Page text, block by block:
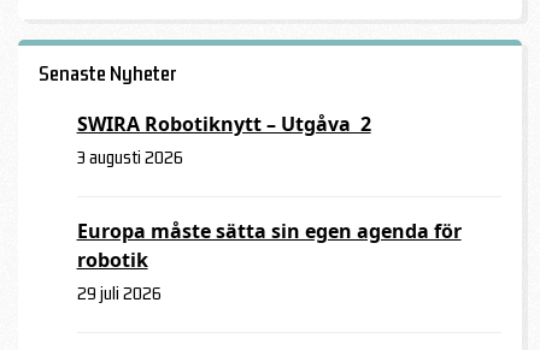
Senaste Nyheter
SWIRA Robotiknytt – Utgåva 2
3 augusti 2026
Europa måste sätta sin egen agenda för
robotik
29 juli 2026